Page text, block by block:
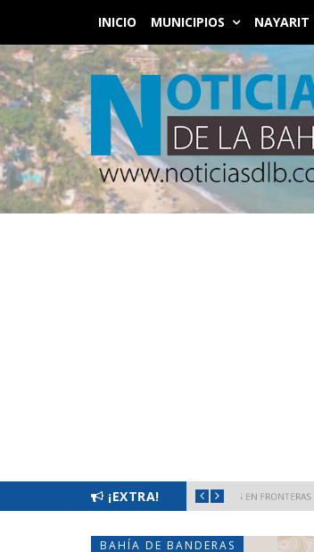
INICIO MUNICIPIOS NAYARIT
¡EXTRA!
FRONTERAS DE NAYARIT NAYARIT
BAHÍA DE BANDERAS